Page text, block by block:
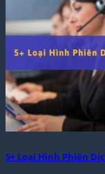
5+ Loại Hình Phiên